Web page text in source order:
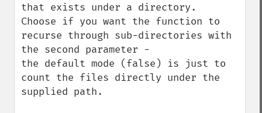
that exists under a directory.
Choose if you want the function to
recurse through sub-directories with
the second parameter -
the default mode (false) is just to
count the files directly under the
supplied path.